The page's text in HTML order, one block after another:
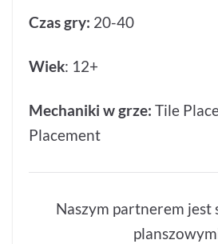
Czas gry: 20-40
Wiek: 12+
Mechaniki w grze: Tile
Placement
Naszym partnerem jest